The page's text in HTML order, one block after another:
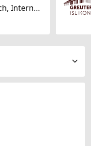
Deutsch, Europäisch, International, Saisonal, Österreichisch, Schweizerisch, Malaysisch